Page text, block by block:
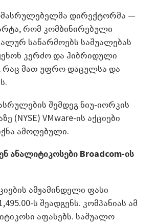
დირექტორმა —
რომ კომბინირებული
საწარმოებს საშუალებას
კერძო და ჰიბრიდული
რაც მათ უფრო დაცულსა და
შემდეგ ნიუ-იორკის
(NYSE) VMware-ის აქციები
ამოღებული.
ანალიტიკოსები Broadcom-ის
ამჟამინდელი ფასი
ს შეადგენს. კომპანიას ამ
აფასებს. საშუალო